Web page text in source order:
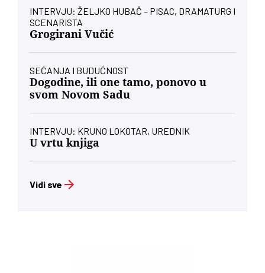
INTERVJU: ŽELJKO HUBAČ – PISAC, DRAMATURG I
SCENARISTA
Grogirani Vučić
SEĆANJA I BUDUĆNOST
Dogodine, ili one tamo, ponovo u
svom Novom Sadu
INTERVJU: KRUNO LOKOTAR, UREDNIK
U vrtu knjiga
Vidi sve